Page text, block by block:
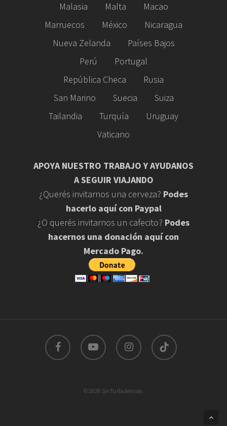
Malasia
Malta
Macao
Marruecos
México
Nicaragua
Nueva Zelanda
Países Bajos
Perú
Portugal
República Checa
Rusia
San Marino
Suecia
Suiza
Tailandia
Turquía
Uruguay
Vaticano
APOYA NUESTRO TRABAJO Y AYUDANOS
A SEGUIR VIAJANDO
¿Querés invitarnos una cerveza? Podes
hacerlo aquí con Paypal
¿O querés invitarnos un cafecito? Podes
hacernos una donación aquí con
Mercado Pago.
facebook youtube instagram tiktok
© 2026 SinTurbulencias.